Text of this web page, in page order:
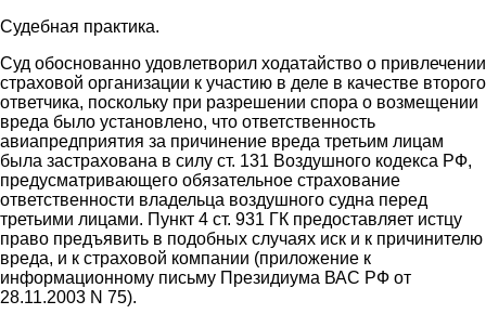
Судебная практика.
Суд обоснованно удовлетворил ходатайство о привлечении
страховой организации к участию в деле в качестве второго
ответчика, поскольку при разрешении спора о возмещении
вреда было установлено, что ответственность
авиапредприятия за причинение вреда третьим лицам
была застрахована в силу ст. 131 Воздушного кодекса РФ,
предусматривающего обязательное страхование
ответственности владельца воздушного судна перед
третьими лицами. Пункт 4 ст. 931 ГК предоставляет истцу
право предъявить в подобных случаях иск и к причинителю
вреда, и к страховой компании (приложение к
информационному письму Президиума ВАС РФ от
28.11.2003 N 75).